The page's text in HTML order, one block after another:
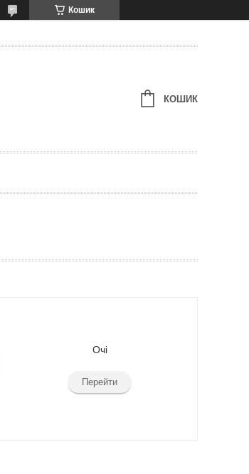
Кошик
КОШИК
Очі
Перейти